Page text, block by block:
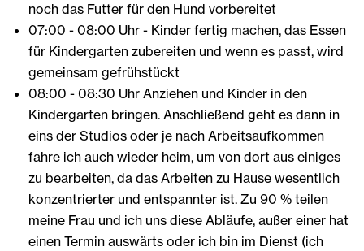
noch das Futter für den Hund vorbereitet
07:00 - 08:00 Uhr - Kinder fertig machen, das Essen
für Kindergarten zubereiten und wenn es passt, wird
gemeinsam gefrühstückt
08:00 - 08:30 Uhr Anziehen und Kinder in den
Kindergarten bringen. Anschließend geht es dann in
eins der Studios oder je nach Arbeitsaufkommen
fahre ich auch wieder heim, um von dort aus einiges
zu bearbeiten, da das Arbeiten zu Hause wesentlich
konzentrierter und entspannter ist. Zu 90 % teilen
meine Frau und ich uns diese Abläufe, außer einer hat
einen Termin auswärts oder ich bin im Dienst (ich